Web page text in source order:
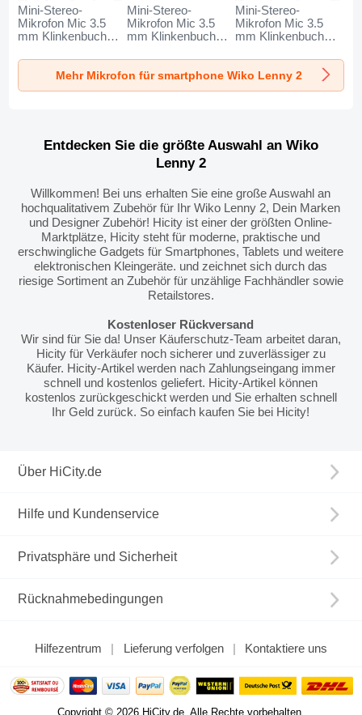
Mini-Stereo-
Mikrofon Mic 3.5
mm Klinkenbuchse
2 Schwarz
Mini-Stereo-
Mikrofon Mic 3.5
mm Klinkenbuchse
2 Schwarz
Mini-Stereo-
Mikrofon Mic 3.5
mm Klinkenbuchse
2 Schwarz
Mehr Mikrofon für smartphone Wiko Lenny 2
Entdecken Sie die größte Auswahl an Wiko
Lenny 2
Willkommen! Bei uns erhalten Sie eine große Auswahl an
hochqualitativem Zubehör für Ihr Wiko Lenny 2, Dein Marken
und Designer Zubehör! Hicity ist einer der größten Online-
Marktplätze, Hicity steht für moderne, praktische und
erschwingliche Gadgets für Smartphones, Tablets und weitere
elektronischen Kleingeräte. und zeichnet sich durch das
riesige Sortiment an Zubehör für unzählige Fachhändler sowie
Retailstores.
Kostenloser Rückversand
Wir sind für Sie da! Unser Käuferschutz-Team arbeitet daran,
Hicity für Verkäufer noch sicherer und zuverlässiger zu
Käufer. Hicity-Artikel werden nach Zahlungseingang immer
schnell und kostenlos geliefert. Hicity-Artikel können
kostenlos zurückgeschickt werden und Sie erhalten schnell
Ihr Geld zurück. So einfach kaufen Sie bei Hicity!
Über HiCity.de
Hilfe und Kundenservice
Privatsphäre und Sicherheit
Rücknahmebedingungen
Hilfezentrum Lieferung verfolgen Kontaktiere uns
Copyright © 2026 HiCity.de. Alle Rechte vorbehalten.